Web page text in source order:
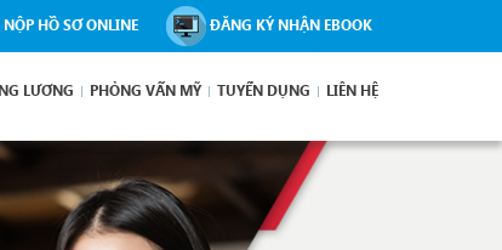
NỘP HỒ SƠ ONLINE ĐĂNG KÝ NHẬN EBOOK
LƯƠNG PHỎNG VẤN MỸ TUYỂN DỤNG LIÊN HỆ
Next